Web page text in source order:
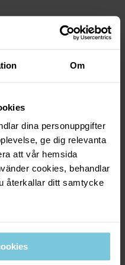
Om
dina personuppgifter
ge dig relevanta
att vår hemsida
cookies, behandlar
återkallar ditt samtycke
till.